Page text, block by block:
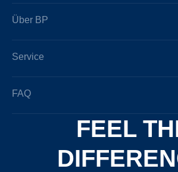
Über BP
Service
FAQ
FEEL